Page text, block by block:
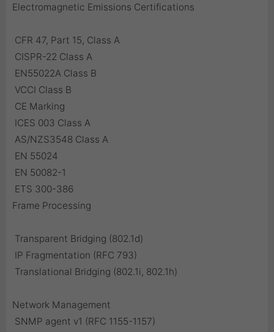
Electromagnetic Emissions Certifications
 CFR 47, Part 15, Class A
 CISPR-22 Class A
 EN55022A Class B
 VCCI Class B
 CE Marking
 ICES 003 Class A
 AS/NZS3548 Class A
 EN 55024
 EN 50082-1
 ETS 300-386
Frame Processing
 Transparent Bridging (802.1d)
 IP Fragmentation (RFC 793)
 Translational Bridging (802.1i, 802.1h)
Network Management
 SNMP agent v1 (RFC 1155-1157)